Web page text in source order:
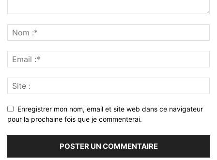
Enregistrer mon nom, email et site web dans ce navigateur
pour la prochaine fois que je commenterai.